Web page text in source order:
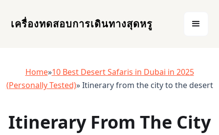
เครื่องทดสอบการเดินทางสุดหรู
Home»10 Best Desert Safaris in Dubai in 2025
(Personally Tested)» Itinerary from the city to the desert
Itinerary From The City